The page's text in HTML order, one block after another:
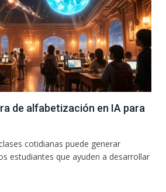
de alfabetización en IA para
cotidianas puede generar
estudiantes que ayuden a desarrollar